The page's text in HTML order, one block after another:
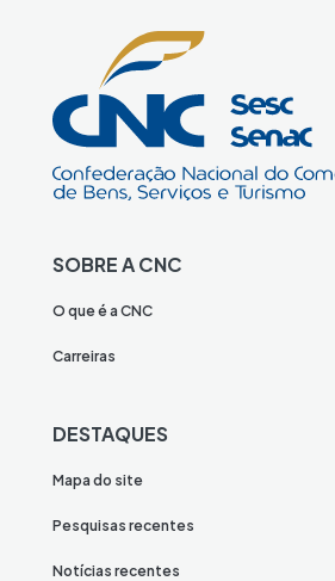
SOBRE A CNC
O que é a CNC
Carreiras
DESTAQUES
Mapa do site
Pesquisas recentes
Notícias recentes